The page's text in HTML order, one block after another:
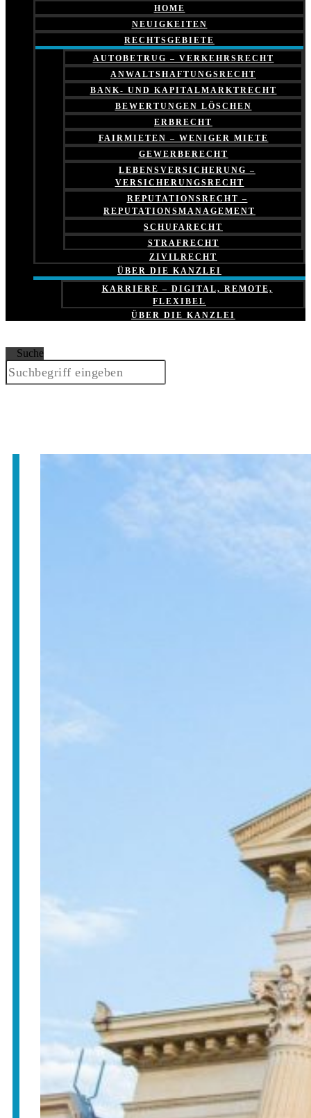
HOME
NEUIGKEITEN
RECHTSGEBIETE
AUTOBETRUG – VERKEHRSRECHT
ANWALTSHAFTUNGSRECHT
BANK- UND KAPITALMARKTRECHT
BEWERTUNGEN LÖSCHEN
ERBRECHT
FAIRMIETEN – WENIGER MIETE
GEWERBERECHT
LEBENSVERSICHERUNG –
VERSICHERUNGSRECHT
REPUTATIONSRECHT –
REPUTATIONSMANAGEMENT
SCHUFARECHT
STRAFRECHT
ZIVILRECHT
ÜBER DIE KANZLEI
KARRIERE – DIGITAL, REMOTE,
FLEXIBEL
ÜBER DIE KANZLEI
Suche